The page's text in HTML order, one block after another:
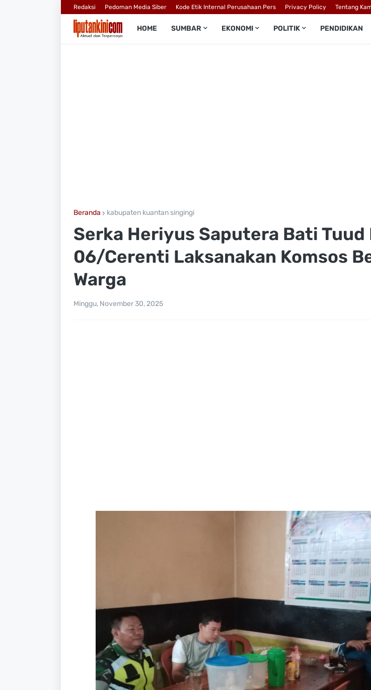
Redaksi Pedoman Media Siber Kode Etik Internal Perusahaan Pers Privacy Policy Tentang
HOME SUMBAR EKONOMI POLITIK PENDIDIKAN
Beranda kabupaten kuantan singingi
Serka Heriyus Saputera Bati Tuud
06/Cerenti Laksanakan Komsos
Warga
Minggu, November 30, 2025